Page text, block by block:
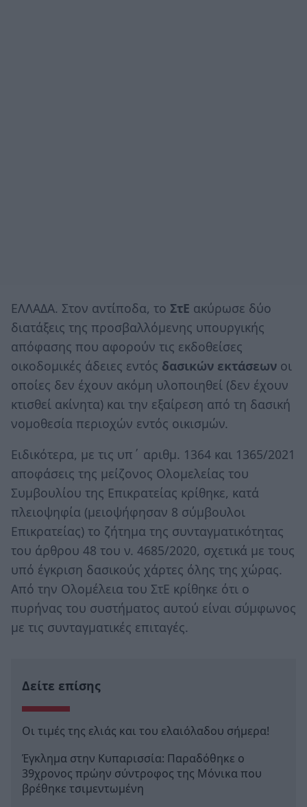
ΕΛΛΑΔΑ. Στον αντίποδα, το ΣτΕ ακύρωσε δύο
διατάξεις της προσβαλλόμενης υπουργικής
απόφασης που αφορούν τις εκδοθείσες
οικοδομικές άδειες εντός δασικών εκτάσεων οι
οποίες δεν έχουν ακόμη υλοποιηθεί (δεν έχουν
κτισθεί ακίνητα) και την εξαίρεση από τη δασική
νομοθεσία περιοχών εντός οικισμών.
Ειδικότερα, με τις υπ΄ αριθμ. 1364 και 1365/2021
αποφάσεις της μείζονος Ολομελείας του
Συμβουλίου της Επικρατείας κρίθηκε, κατά
πλειοψηφία (μειοψήφησαν 8 σύμβουλοι
Επικρατείας) το ζήτημα της συνταγματικότητας
του άρθρου 48 του ν. 4685/2020, σχετικά με τους
υπό έγκριση δασικούς χάρτες όλης της χώρας.
Από την Ολομέλεια του ΣτΕ κρίθηκε ότι ο
πυρήνας του συστήματος αυτού είναι σύμφωνος
με τις συνταγματικές επιταγές.
Δείτε επίσης
Οι τιμές της ελιάς και του ελαιόλαδου σήμερα!
Έγκλημα στην Κυπαρισσία: Παραδόθηκε ο
39χρονος πρώην σύντροφος της Μόνικα που
βρέθηκε τσιμεντωμένη